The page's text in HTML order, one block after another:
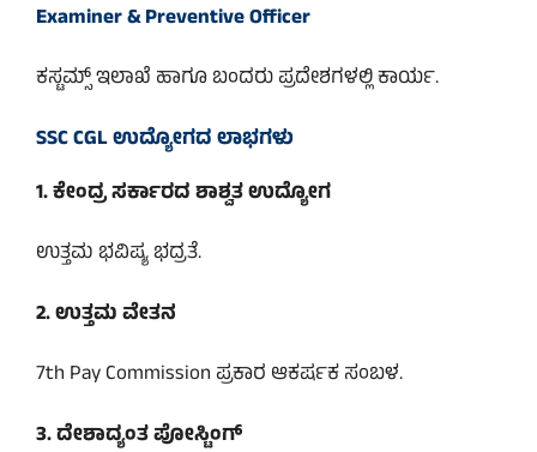
Examiner & Preventive Officer
ಕಸ್ಟಮ್ಸ್ ಇಲಾಖೆ ಹಾಗೂ ಬಂದರು ಪ್ರದೇಶಗಳಲ್ಲಿ ಕಾರ್ಯ.
SSC CGL ಉದ್ಯೋಗದ ಲಾಭಗಳು
1. ಕೇಂದ್ರ ಸರ್ಕಾರದ ಶಾಶ್ವತ ಉದ್ಯೋಗ
ಉತ್ತಮ ಭವಿಷ್ಯ ಭದ್ರತೆ.
2. ಉತ್ತಮ ವೇತನ
7th Pay Commission ಪ್ರಕಾರ ಆಕರ್ಷಕ ಸಂಬಳ.
3. ದೇಶಾದ್ಯಂತ ಪೋಸ್ಟಿಂಗ್